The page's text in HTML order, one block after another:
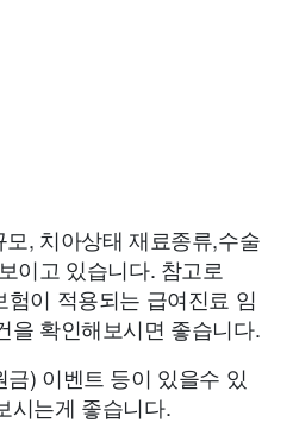
, 치아상태 재료종류,수술
이고 있습니다. 참고로
이 적용되는 급여진료 임
을 확인해보시면 좋습니다.
) 이벤트 등이 있을수 있
시는게 좋습니다.